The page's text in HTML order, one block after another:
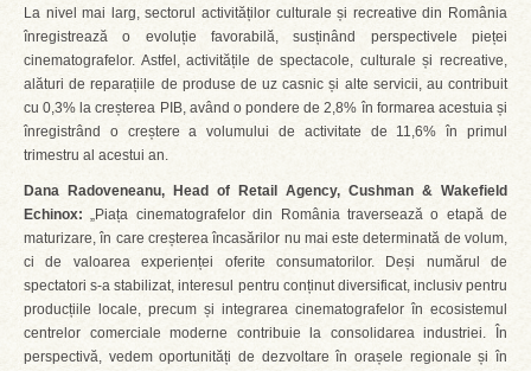
La nivel mai larg, sectorul activităților culturale și recreative din România
înregistrează o evoluție favorabilă, susținând perspectivele pieței
cinematografelor. Astfel, activitățile de spectacole, culturale și recreative,
alături de reparațiile de produse de uz casnic și alte servicii, au contribuit
cu 0,3% la creșterea PIB, având o pondere de 2,8% în formarea acestuia și
înregistrând o creștere a volumului de activitate de 11,6% în primul
trimestru al acestui an.
Dana Radoveneanu, Head of Retail Agency, Cushman & Wakefield
Echinox: „Piața cinematografelor din România traversează o etapă de
maturizare, în care creșterea încasărilor nu mai este determinată de volum,
ci de valoarea experienței oferite consumatorilor. Deși numărul de
spectatori s-a stabilizat, interesul pentru conținut diversificat, inclusiv pentru
producțiile locale, precum și integrarea cinematografelor în ecosistemul
centrelor comerciale moderne contribuie la consolidarea industriei. În
perspectivă, vedem oportunități de dezvoltare în orașele regionale și în